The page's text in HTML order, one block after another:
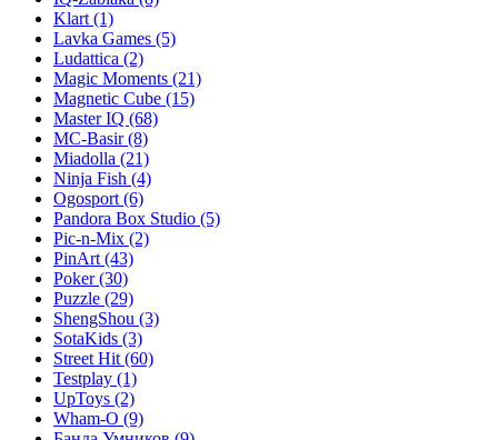
Klart (1)
Lavka Games (5)
Ludattica (2)
Magic Moments (21)
Magnetic Cube (15)
Master IQ (68)
MC-Basir(8)
Miadolla (21)
Ninja Fish (4)
Ogosport (6)
Pandora Box Studio (5)
Pic-n-Mix (2)
PinArt (43)
Poker(30)
Puzzle (29)
ShengShou (3)
SotaKids (3)
Street Hit (60)
Testplay (1)
UpToys (2)
Wham-O (9)